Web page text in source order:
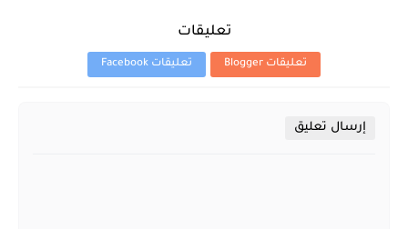
تعليقات
تعليقات Blogger تعليقات Facebook
إرسال تعليق